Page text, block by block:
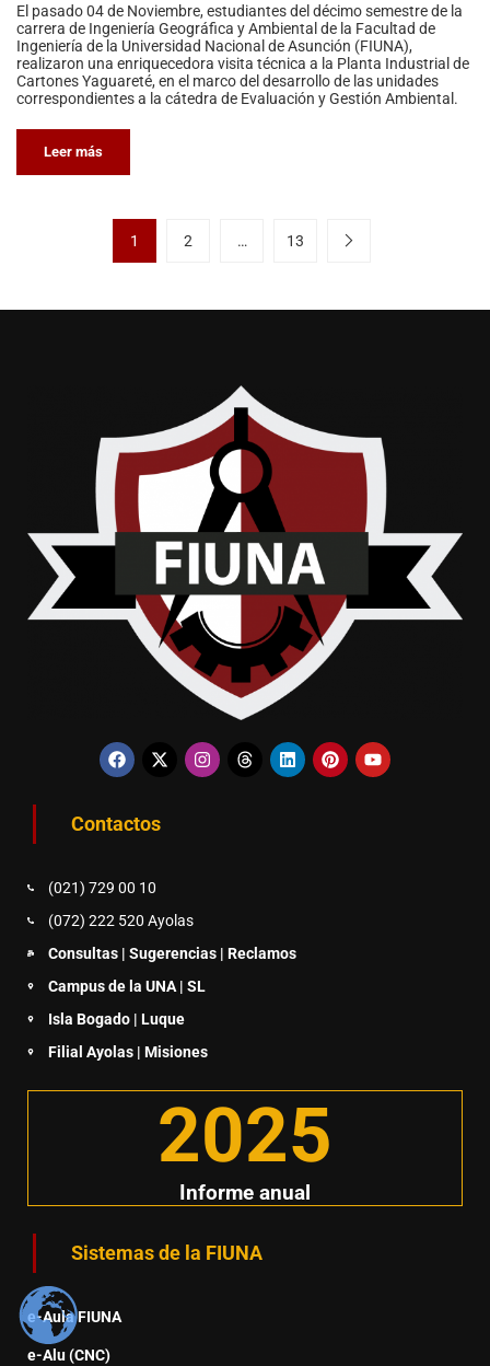
El pasado 04 de Noviembre, estudiantes del décimo semestre de la
carrera de Ingeniería Geográfica y Ambiental de la Facultad de
Ingeniería de la Universidad Nacional de Asunción (FIUNA),
realizaron una enriquecedora visita técnica a la Planta Industrial de
Cartones Yaguareté, en el marco del desarrollo de las unidades
correspondientes a la cátedra de Evaluación y Gestión Ambiental.
Leer más
1 2 … 13
Contactos
(021) 729 00 10
(072) 222 520 Ayolas
Consultas | Sugerencias | Reclamos
Campus de la UNA | SL
Isla Bogado | Luque
Filial Ayolas | Misiones
Informe anual
2025
Sistemas de la FIUNA
e-Aula FIUNA
e-Alu (CNC)